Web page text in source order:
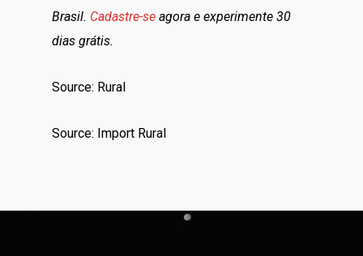
Brasil. Cadastre-se agora e experimente 30
dias grátis.
Source: Rural
Source: Import Rural